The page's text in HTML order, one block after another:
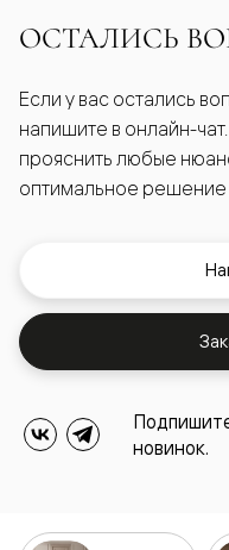
ОСТАЛИСЬ
Если у вас остались
напишите в онлайн-
прояснить любые
оптимальное решение
новинок.